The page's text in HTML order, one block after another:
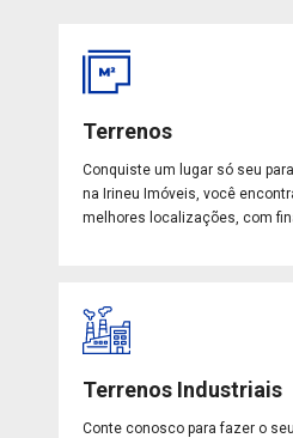
Terrenos
Conquiste um lugar só seu
na Irineu Imóveis, você
melhores localizações, com
Terrenos Industriais
Conte conosco para fazer o